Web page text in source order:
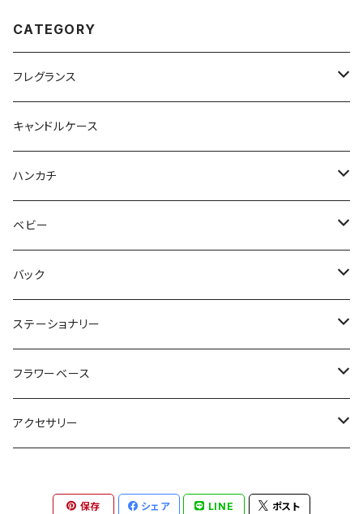
CATEGORY
フレグランス
MADetLEN
キャンドルケース
ハンカチ
Wpc.
ベビー
albetta
バック
Yasmine Simon
formuniform
ステーショナリー
ロディア
ボールペン
フラワーベース
TseTse
アクセサリー
保存 シェア LINE ポスト